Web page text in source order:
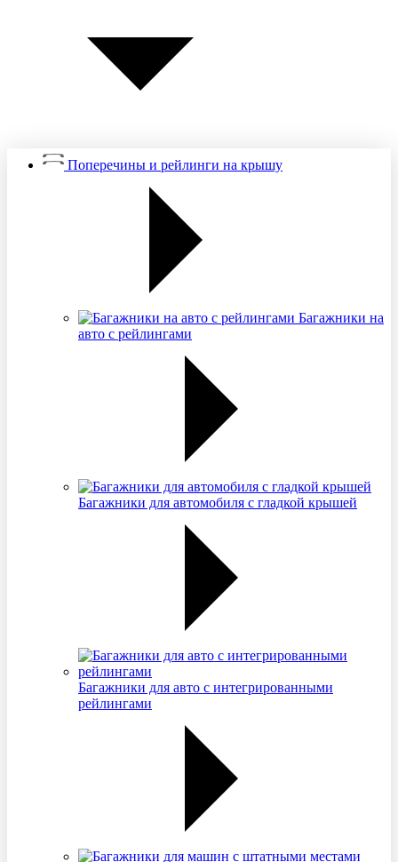
Поперечины и рейлинги на крышу
Багажники на
авто с рейлингами
Багажники для автомобиля с гладкой крышей
Багажники для авто с интегрированными
рейлингами